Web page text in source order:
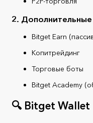
2. Дополнительные
Bitget Earn
Копитрейдинг
Торговые боты
Bitget Academy
🔍 Bitget Wallet